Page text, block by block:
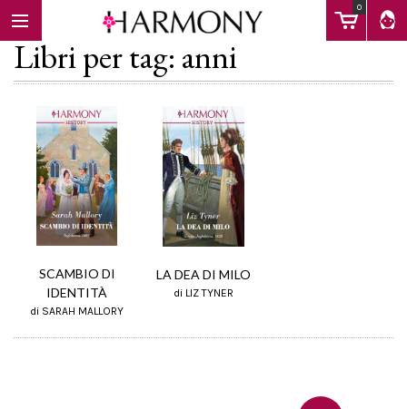
0
EBOOK
Calendario
Libri per tag: anni
SCAMBIO DI
IDENTITÀ
di SARAH MALLORY
LA DEA DI MILO
di LIZ TYNER